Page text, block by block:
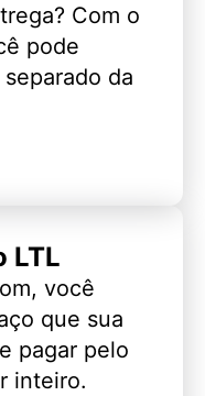
Com o
pode
da
LTL
você
que sua
pagar pelo
inteiro.